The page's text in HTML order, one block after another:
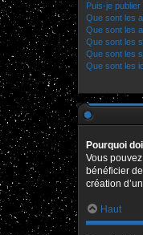
Puis-je
Que sont les
Que sont les
Que sont les
Que sont les
Que sont les
Pourquoi
Vous
bénéficier
création
Haut